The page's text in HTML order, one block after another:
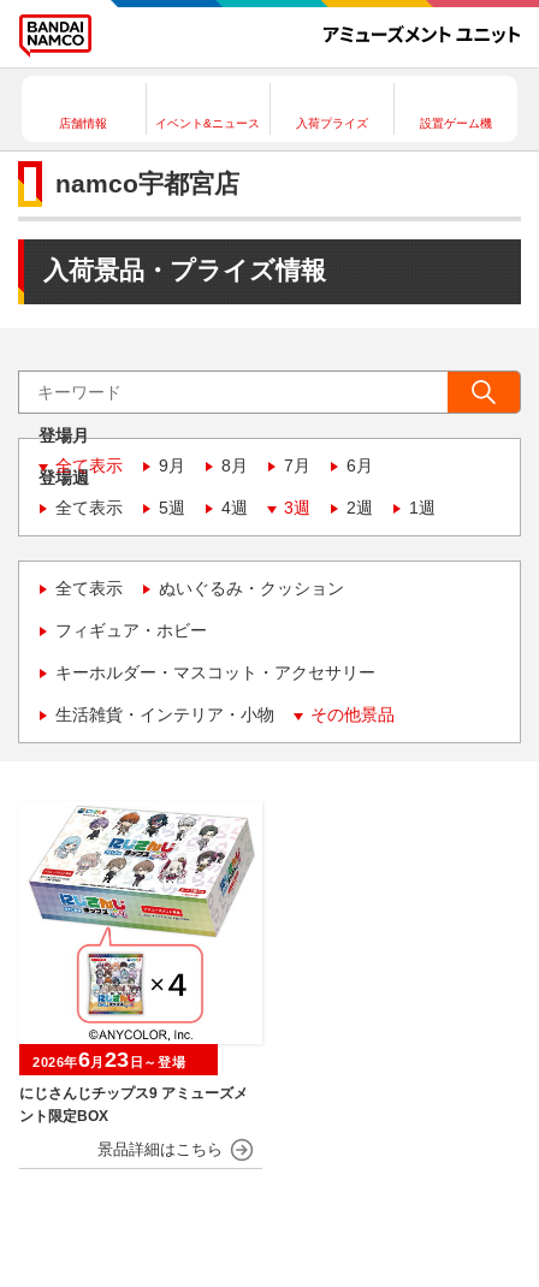
店舗情報 イベント&ニュース 入荷プライズ 設置ゲーム機
namco宇都宮店
入荷景品・プライズ情報
登場月
全て表示
9月 8月 7月 6月
登場週
全て表示
5週 4週 3週 2週 1週
全て表示 ぬいぐるみ・クッション
フィギュア・ホビー
キーホルダー・マスコット・アクセサリー
生活雑貨・インテリア・小物 その他景品
にじさんじチップス9 アミューズメ
ント限定BOX
2026年6月 23 日～登場